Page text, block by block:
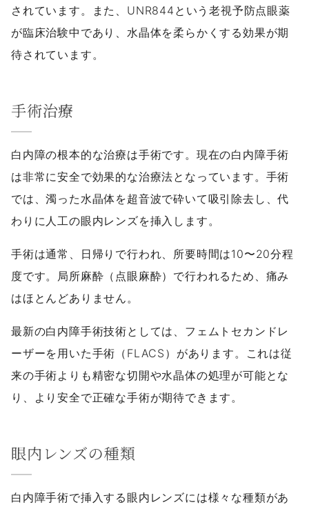
されています。また、UNR844という老視予防点眼薬
が臨床治験中であり、水晶体を柔らかくする効果が期
待されています。
手術治療
白内障の根本的な治療は手術です。現在の白内障手術
は非常に安全で効果的な治療法となっています。手術
では、濁った水晶体を超音波で砕いて吸引除去し、代
わりに人工の眼内レンズを挿入します。
手術は通常、日帰りで行われ、所要時間は10〜20分程
度です。局所麻酔（点眼麻酔）で行われるため、痛み
はほとんどありません。
最新の白内障手術技術としては、フェムトセカンドレ
ーザーを用いた手術（FLACS）があります。これは従
来の手術よりも精密な切開や水晶体の処理が可能とな
り、より安全で正確な手術が期待できます。
眼内レンズの種類
白内障手術で挿入する眼内レンズには様々な種類があ